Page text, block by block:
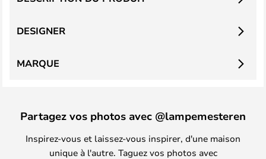
DESIGNER
MARQUE
Partagez vos photos avec @lampemesteren
Inspirez-vous et laissez-vous inspirer, d'une maison
unique à l'autre. Taguez vos photos avec